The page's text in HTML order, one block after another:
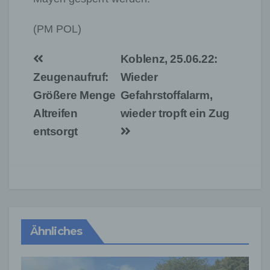
(PM POL)
Beitragsnavigation
Koblenz, 25.06.22:
Wieder
Gefahrstoffalarm,
wieder tropft ein Zug
Zeugenaufruf:
Größere Menge
Altreifen
entsorgt
Ähnliches